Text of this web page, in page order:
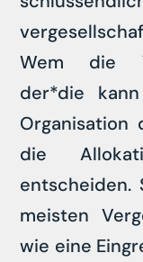
Wem die
der*die
Organisation
die
entscheiden.
meisten
wie eine